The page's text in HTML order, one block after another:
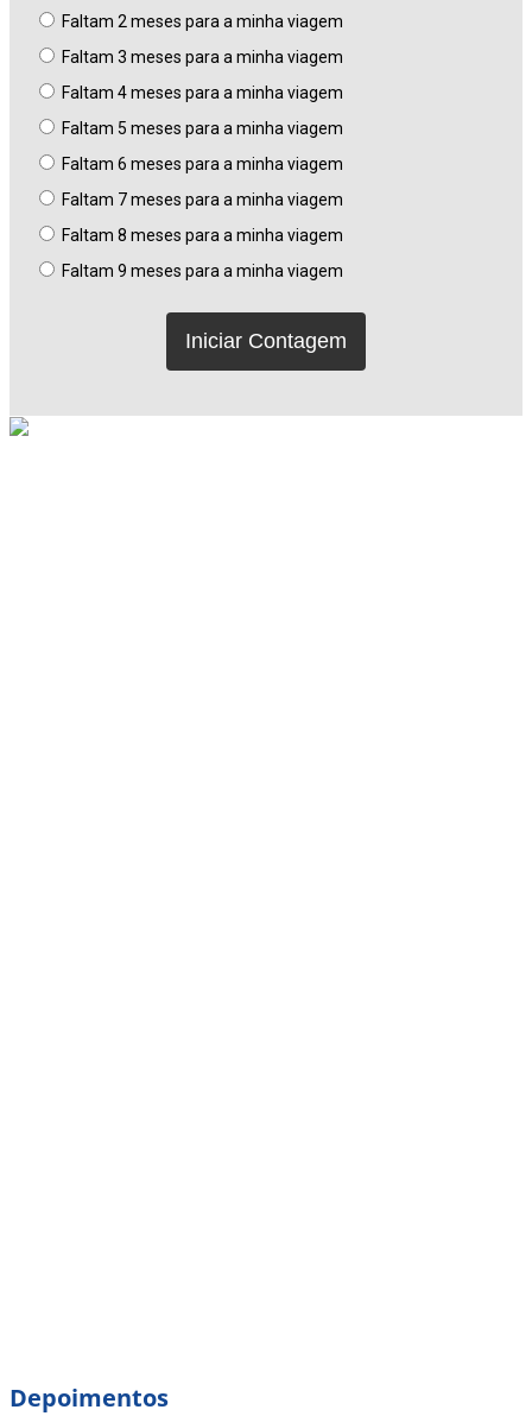
Faltam 2 meses para a minha viagem
Faltam 3 meses para a minha viagem
Faltam 4 meses para a minha viagem
Faltam 5 meses para a minha viagem
Faltam 6 meses para a minha viagem
Faltam 7 meses para a minha viagem
Faltam 8 meses para a minha viagem
Faltam 9 meses para a minha viagem
Iniciar Contagem
Depoimentos